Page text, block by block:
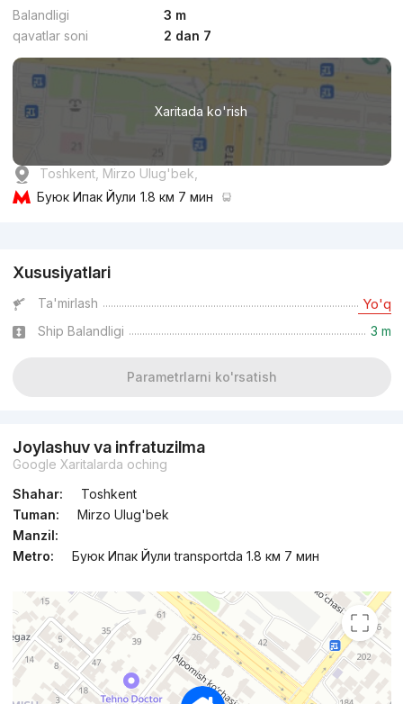
Balandligi
3 m
qavatlar soni
2 dan 7
Xaritada ko'rish
Toshkent, Mirzo Ulug'bek,
Буюк Ипак Йули 1.8 км 7 мин
Xususiyatlari
Ta'mirlash Yo'q
Ship Balandligi 3 m
Parametrlarni ko'rsatish
Joylashuv va infratuzilma
Google Xaritalarda oching
Shahar:
Toshkent
Tuman:
Mirzo Ulug'bek
Manzil:
Metro:
Буюк Ипак Йули transportda 1.8 км 7 мин